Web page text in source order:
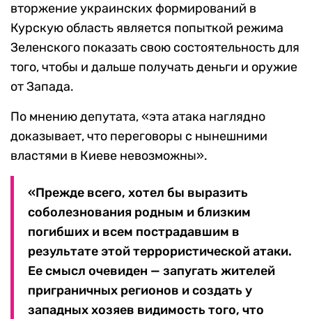
вторжение украинских формирований в
Курскую область является попыткой режима
Зеленского показать свою состоятельность для
того, чтобы и дальше получать деньги и оружие
от Запада.
По мнению депутата, «эта атака наглядно
доказывает, что переговоры с нынешними
властями в Киеве невозможны».
«Прежде всего, хотел бы выразить
соболезнования родным и близким
погибших и всем пострадавшим в
результате этой террористической атаки.
Ее смысл очевиден — запугать жителей
приграничных регионов и создать у
западных хозяев видимость того, что